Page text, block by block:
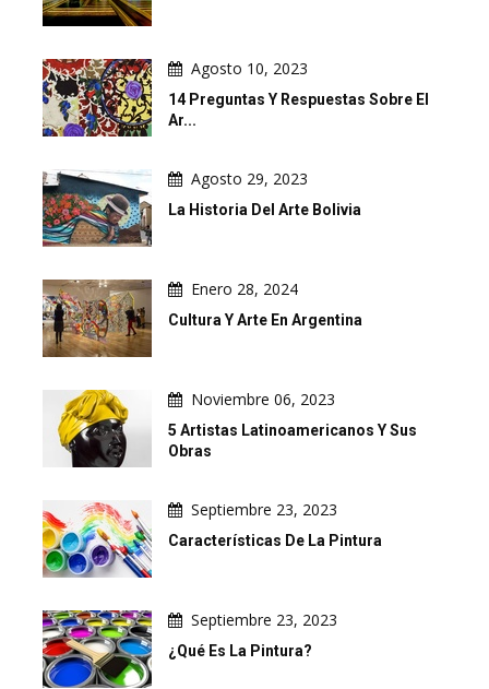
Agosto 10, 2023
14 Preguntas Y Respuestas Sobre El
Ar...
Agosto 29, 2023
La Historia Del Arte Bolivia
Enero 28, 2024
Cultura Y Arte En Argentina
Noviembre 06, 2023
5 Artistas Latinoamericanos Y Sus
Obras
Septiembre 23, 2023
Características De La Pintura
Septiembre 23, 2023
¿Qué Es La Pintura?